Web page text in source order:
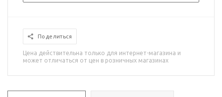
Поделиться
Цена действительна только для интернет-магазина и
может отличаться от цен в розничных магазинах